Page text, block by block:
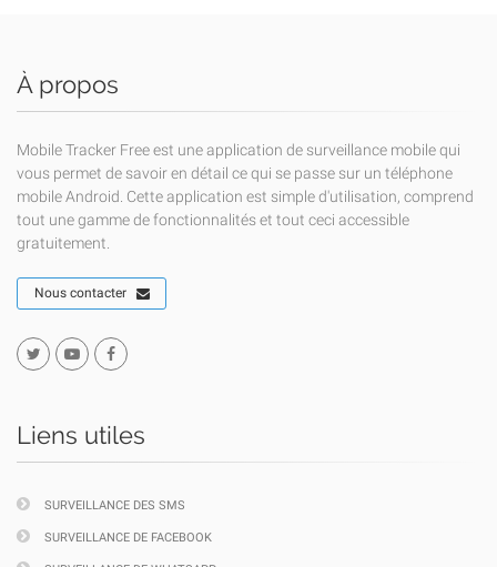
À propos
Mobile Tracker Free est une application de surveillance mobile qui
vous permet de savoir en détail ce qui se passe sur un téléphone
mobile Android. Cette application est simple d'utilisation, comprend
tout une gamme de fonctionnalités et tout ceci accessible
gratuitement.
Nous contacter
Liens utiles
SURVEILLANCE DES SMS
SURVEILLANCE DE FACEBOOK